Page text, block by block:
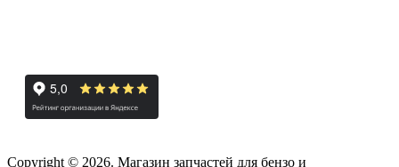
Copyright © 2026. Магазин запчастей для бензо и